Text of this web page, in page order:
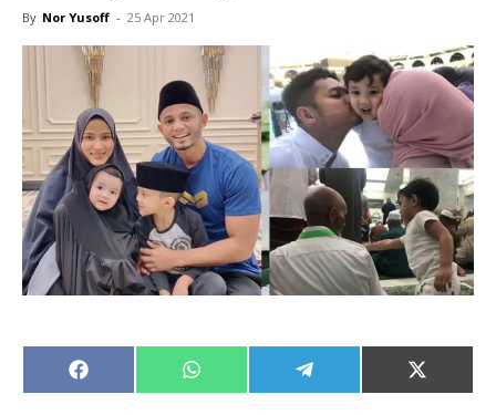
By Nor Yusoff - 25 Apr 2021
Share
on
Share
on
Share
on
Share
on